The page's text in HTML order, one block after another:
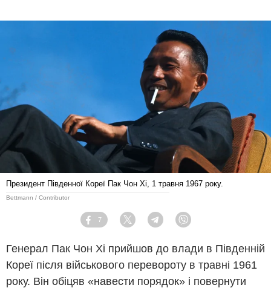
Президент Південної Кореї Пак Чон Хі, 1 травня 1967 року.
Bettmann / Contributor
Facebook
7
Twitter TelegramViber
Генерал Пак Чон Хі прийшов до влади в Південній
Кореї після військового перевороту в травні 1961
року. Він обіцяв «навести порядок» і повернути